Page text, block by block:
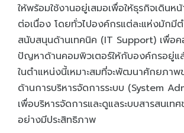
Health Sciences Careers
New
Hospitality and Culinary Arts Careers
IC3 Digital Literacy Certification HOT
IC3 Spark
Intuit Personal Finance
IT Specialist Certification
ให้พร้อมใช้งานอยู่เสมอเพื่อให้ธุรกิจเดินห
ต่อเนื่อง โดยทั่วไปองค์กรแต่ละแห่งมักมี
สนับสนุนด้านเทคนิค (IT Support) เพื่อ
ปัญหาด้านคอมพิวเตอร์ให้กับองค์กรอยู่แ
ในตำแหน่งนี้เหมาะสมที่จะพัฒนาศักยภาพ
ด้านการบริหารจัดการระบบ (System
เพื่อบริหารจัดการและดูแลระบบสารสนเท
อย่างมีประสิทธิภาพ